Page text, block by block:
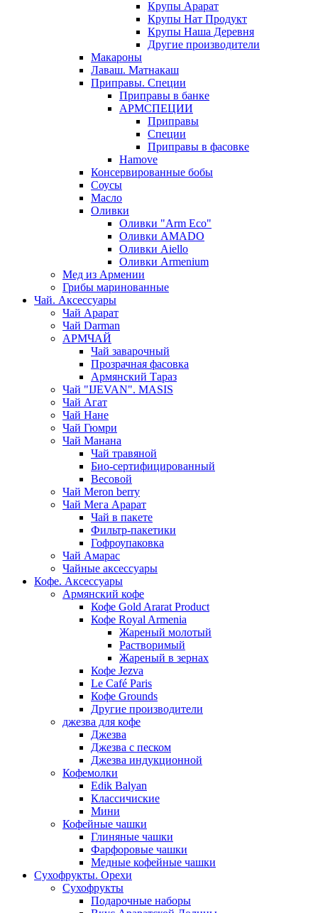
Крупы Арарат
Крупы Нат Продукт
Крупы Наша Деревня
Другие производители
Макароны
Лаваш. Матнакаш
Приправы. Специи
Приправы в банке
АРМСПЕЦИИ
Приправы
Специи
Приправы в фасовке
Hamove
Консервированные бобы
Соусы
Масло
Оливки
Оливки "Arm Eco"
Оливки AMADO
Оливки Aiello
Оливки Armenium
Мед из Армении
Грибы маринованные
Чай. Аксессуары
Чай Арарат
Чай Darman
АРМЧАЙ
Чай заварочный
Прозрачная фасовка
Армянский Тараз
Чай "IJEVAN". MASIS
Чай Агат
Чай Нане
Чай Гюмри
Чай Манана
Чай травяной
Био-сертифицированный
Весовой
Чай Meron berry
Чай Мега Арарат
Чай в пакете
Фильтр-пакетики
Гофроупаковка
Чай Амарас
Чайные аксессуары
Кофе. Аксессуары
Армянский кофе
Кофе Gold Ararat Product
Кофе Royal Armenia
Жареный молотый
Растворимый
Жареный в зернах
Кофе Jezva
Le Café Paris
Кофе Grounds
Другие производители
джезва для кофе
Джезва
Джезва с песком
Джезва индукционной
Кофемолки
Edik Balyan
Классичиские
Мини
Кофейные чашки
Глиняные чашки
Фарфоровые чашки
Медные кофейные чашки
Сухофрукты. Орехи
Сухофрукты
Подарочные наборы